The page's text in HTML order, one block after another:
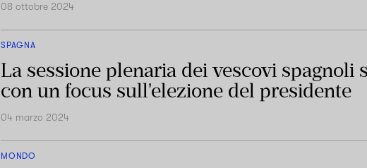
08 ottobre 2024
SPAGNA
La sessione plenaria dei vescovi spagnoli
con un focus sull'elezione del presidente
04 marzo 2024
MONDO